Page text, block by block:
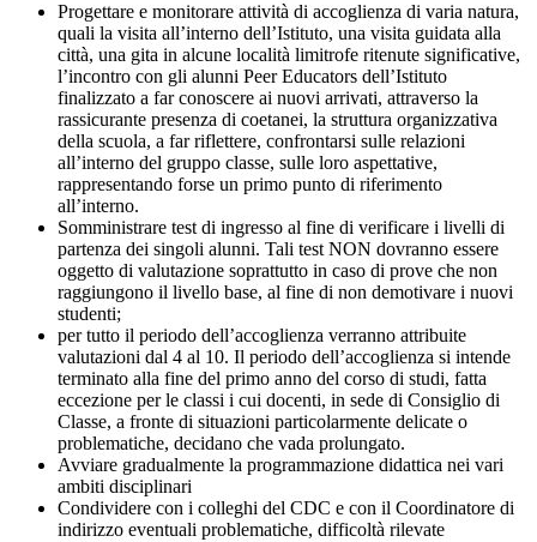
Progettare e monitorare attività di accoglienza di varia natura,
quali la visita all’interno dell’Istituto, una visita guidata alla
città, una gita in alcune località limitrofe ritenute significative,
l’incontro con gli alunni Peer Educators dell’Istituto
finalizzato a far conoscere ai nuovi arrivati, attraverso la
rassicurante presenza di coetanei, la struttura organizzativa
della scuola, a far riflettere, confrontarsi sulle relazioni
all’interno del gruppo classe, sulle loro aspettative,
rappresentando forse un primo punto di riferimento
all’interno.
Somministrare test di ingresso al fine di verificare i livelli di
partenza dei singoli alunni. Tali test NON dovranno essere
oggetto di valutazione soprattutto in caso di prove che non
raggiungono il livello base, al fine di non demotivare i nuovi
studenti;
per tutto il periodo dell’accoglienza verranno attribuite
valutazioni dal 4 al 10. Il periodo dell’accoglienza si intende
terminato alla fine del primo anno del corso di studi, fatta
eccezione per le classi i cui docenti, in sede di Consiglio di
Classe, a fronte di situazioni particolarmente delicate o
problematiche, decidano che vada prolungato.
Avviare gradualmente la programmazione didattica nei vari
ambiti disciplinari
Condividere con i colleghi del CDC e con il Coordinatore di
indirizzo eventuali problematiche, difficoltà rilevate